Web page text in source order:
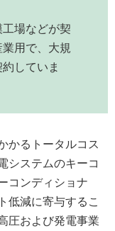
場などが契
用で、大規
していま
かるトータルコス
システムのキーコ
コンディショナ
低減に寄与するこ
圧および発電事業